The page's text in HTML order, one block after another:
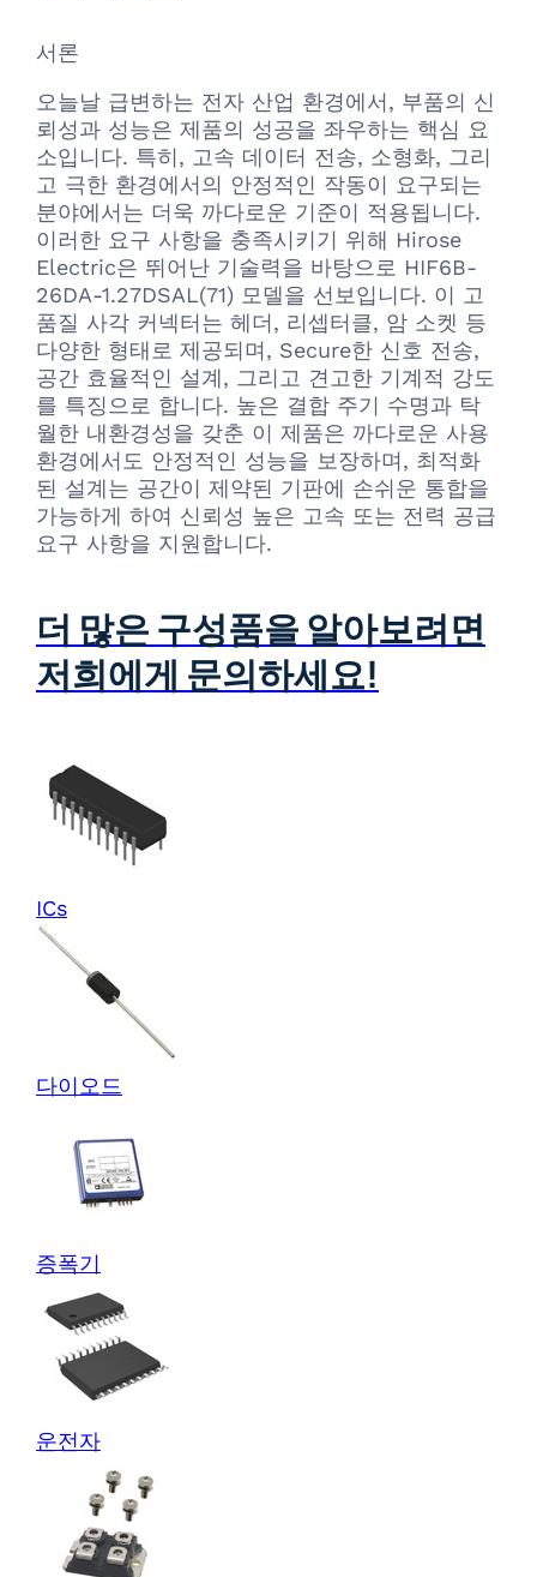
서론
오늘날 급변하는 전자 산업 환경에서, 부품의 신
뢰성과 성능은 제품의 성공을 좌우하는 핵심 요
소입니다. 특히, 고속 데이터 전송, 소형화, 그리
고 극한 환경에서의 안정적인 작동이 요구되는
분야에서는 더욱 까다로운 기준이 적용됩니다.
이러한 요구 사항을 충족시키기 위해 Hirose
Electric은 뛰어난 기술력을 바탕으로 HIF6B-
26DA-1.27DSAL(71) 모델을 선보입니다. 이 고
품질 사각 커넥터는 헤더, 리셉터클, 암 소켓 등
다양한 형태로 제공되며, Secure한 신호 전송,
공간 효율적인 설계, 그리고 견고한 기계적 강도
를 특징으로 합니다. 높은 결합 주기 수명과 탁
월한 내환경성을 갖춘 이 제품은 까다로운 사용
환경에서도 안정적인 성능을 보장하며, 최적화
된 설계는 공간이 제약된 기판에 손쉬운 통합을
가능하게 하여 신뢰성 높은 고속 또는 전력 공급
요구 사항을 지원합니다.
더 많은 구성품을 알아보려면
저희에게 문의하세요!
ICs
다이오드
증폭기
운전자